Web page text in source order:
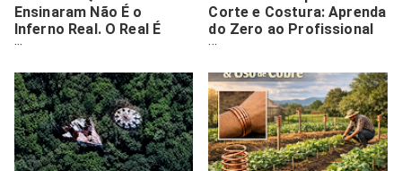
Ensinaram Não É o
Inferno Real. O Real É
Pior.
Corte e Costura: Aprenda
do Zero ao Profissional
(Guia Definitivo)